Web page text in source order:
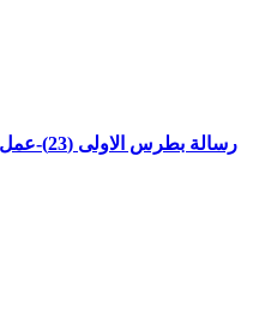
"رسالة بطرس الاولى (23)-عمل قوة الله وسط الالام - الاصحاح الرابع الاعداد 12- 19" مع القاضي جميل ناصر